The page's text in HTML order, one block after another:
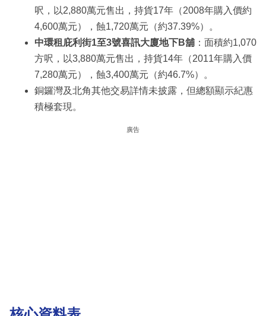
呎，以2,880萬元售出，持貨17年（2008年購入價約
4,600萬元），蝕1,720萬元（約37.39%）。
中環租庇利街1至3號喜訊大廈地下B舖 ：面積約1,070
方呎，以3,880萬元售出，持貨14年（2011年購入價
7,280萬元），蝕3,400萬元（約46.7%）。
銅鑼灣及北角其他交易詳情未披露，但總額顯示紀惠
積極套現。
廣告